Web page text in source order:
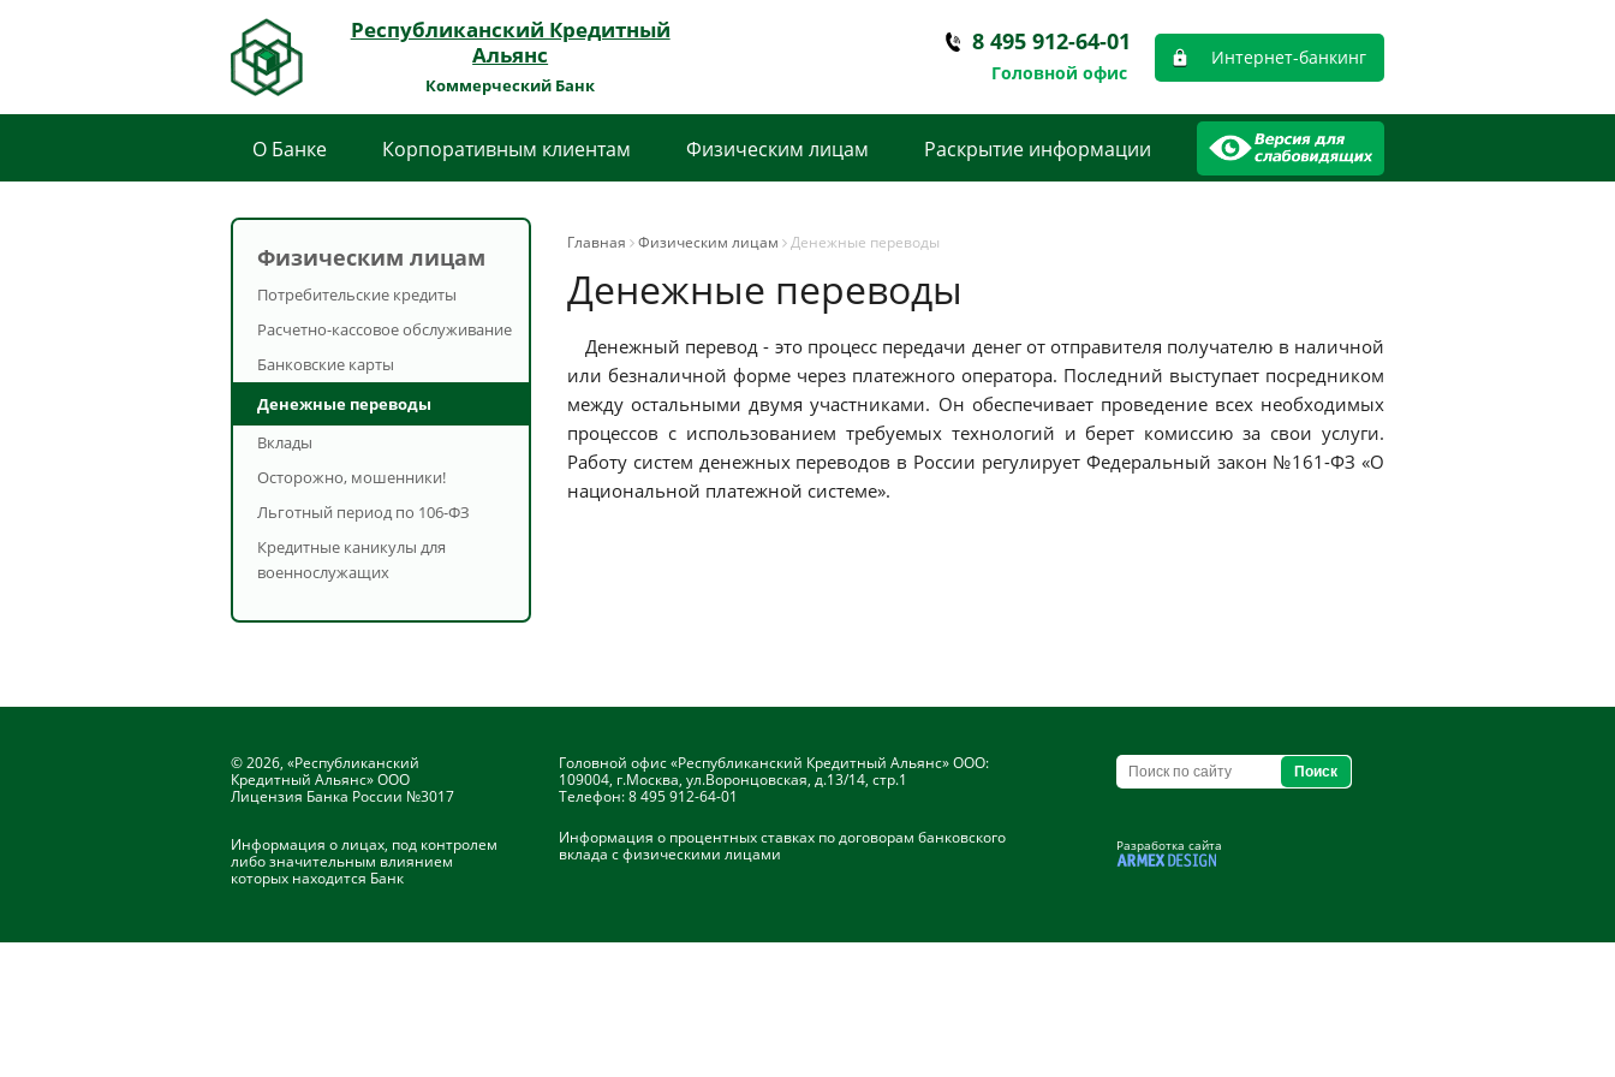
Республиканский Кредитный
Альянс
Коммерческий Банк
Головной офис
8 495 912-64-01
Интернет-банкинг
О Банке Корпоративным клиентам Физическим лицам Раскрытие информации
Физическим лицам
Потребительские кредиты
Расчетно-кассовое обслуживание
Банковские карты
Денежные переводы
Вклады
Осторожно, мошенники!
Льготный период по 106-ФЗ
Кредитные каникулы для
военнослужащих
Главная Физическим лицам Денежные переводы
Денежные переводы
Денежный перевод - это процесс передачи денег от отправителя получателю в наличной
или безналичной форме через платежного оператора. Последний выступает посредником
между остальными двумя участниками. Он обеспечивает проведение всех необходимых
процессов с использованием требуемых технологий и берет комиссию за свои услуги.
Работу систем денежных переводов в России регулирует Федеральный закон №161-ФЗ «О
национальной платежной системе».
© 2026, «Республиканский
Кредитный Альянс» ООО
Лицензия Банка России №3017
Информация о лицах, под контролем
либо значительным влиянием
которых находится Банк
Головной офис «Республиканский Кредитный Альянс» ООО:
109004, г.Москва, ул.Воронцовская, д.13/14, стр.1
Телефон:8 495 912-64-01
Информация о процентных ставках по договорам банковского
вклада с физическими лицами
Разработка сайта